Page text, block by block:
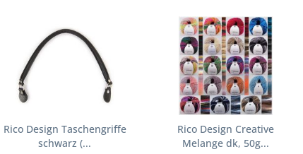
Rico Design Taschengriffe
schwarz (...
Rico Design Creative
Melange dk, 50g...